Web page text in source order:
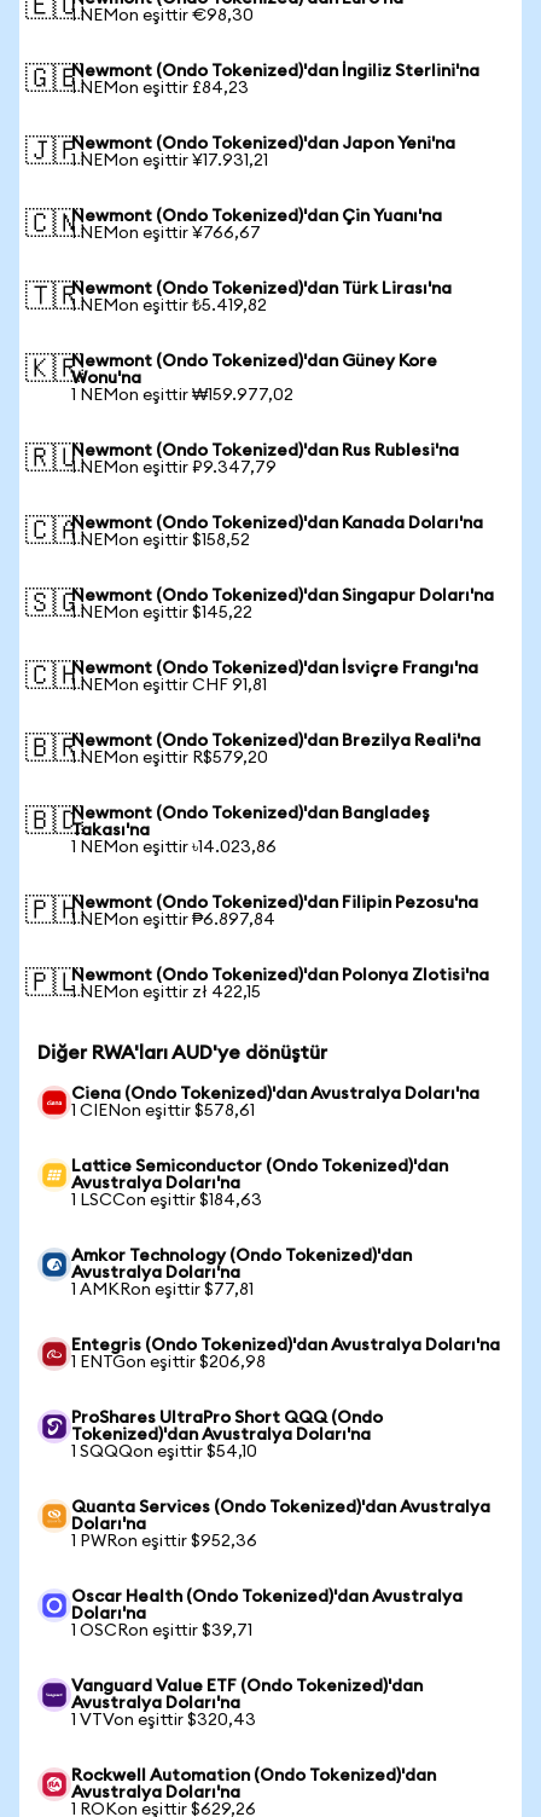
🇪🇺1 NEMon eşittir €98,30
🇬🇧Newmont (Ondo Tokenized)'dan İngiliz Sterlini'na
1 NEMon eşittir £84,23
🇯🇵Newmont (Ondo Tokenized)'dan Japon Yeni'na
1 NEMon eşittir ¥17.931,21
🇨🇳Newmont (Ondo Tokenized)'dan Çin Yuanı'na
1 NEMon eşittir ¥766,67
🇹🇷Newmont (Ondo Tokenized)'dan Türk Lirası'na
1 NEMon eşittir ₺5.419,82
🇰🇷Newmont (Ondo Tokenized)'dan Güney Kore
Wonu'na
1 NEMon eşittir ₩159.977,02
🇷🇺Newmont (Ondo Tokenized)'dan Rus Rublesi'na
1 NEMon eşittir ₽9.347,79
🇨🇦Newmont (Ondo Tokenized)'dan Kanada Doları'na
1 NEMon eşittir $158,52
🇸🇬Newmont (Ondo Tokenized)'dan Singapur Doları'na
1 NEMon eşittir $145,22
🇨🇭Newmont (Ondo Tokenized)'dan İsviçre Frangı'na
1 NEMon eşittir CHF 91,81
🇧🇷Newmont (Ondo Tokenized)'dan Brezilya Reali'na
1 NEMon eşittir R$579,20
🇧🇩Newmont (Ondo Tokenized)'dan Bangladeş
Takası'na
1 NEMon eşittir ৳14.023,86
🇵🇭Newmont (Ondo Tokenized)'dan Filipin Pezosu'na
1 NEMon eşittir ₱6.897,84
🇵🇱Newmont (Ondo Tokenized)'dan Polonya Zlotisi'na
1 NEMon eşittir zł 422,15
Diğer RWA'ları AUD'ye dönüştür
Ciena (Ondo Tokenized)'dan Avustralya Doları'na
1 CIENon eşittir $578,61
Lattice Semiconductor (Ondo Tokenized)'dan
Avustralya Doları'na
1 LSCCon eşittir $184,63
Amkor Technology (Ondo Tokenized)'dan
Avustralya Doları'na
1 AMKRon eşittir $77,81
Entegris (Ondo Tokenized)'dan Avustralya Doları'na
1 ENTGon eşittir $206,98
ProShares UltraPro Short QQQ (Ondo
Tokenized)'dan Avustralya Doları'na
1 SQQQon eşittir $54,10
Quanta Services (Ondo Tokenized)'dan Avustralya
Doları'na
1 PWRon eşittir $952,36
Oscar Health (Ondo Tokenized)'dan Avustralya
Doları'na
1 OSCRon eşittir $39,71
Vanguard Value ETF (Ondo Tokenized)'dan
Avustralya Doları'na
1 VTVon eşittir $320,43
Rockwell Automation (Ondo Tokenized)'dan
Avustralya Doları'na
1 ROKon eşittir $629,26